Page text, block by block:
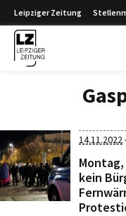
Leipziger Zeitung
14.11.2022·
kein